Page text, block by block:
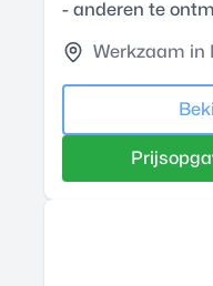
- anderen te
Werkzaam in